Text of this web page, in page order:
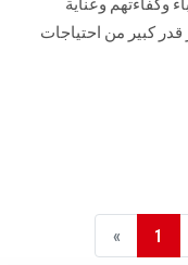
وكفاءتهم وعناية
قدر كبير من احتياجات
« 1